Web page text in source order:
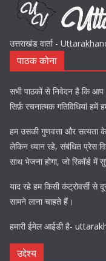
उत्तराखंड वार्ता -
पाठक कोना
सभी पाठकों से निवेदन है कि
सिर्फ़ रचनात्मक गतिविधियां
हम उसकी गुणवत्ता और सत्यता
लेकिन ध्यान रहे, संबंधित प्रेस
साथ भेजना होगा, जो रिकॉर्ड में
याद रहे हम किसी कंट्रोवर्सी
सामने लाना चाहते हैं।
हमारी ईमेल आईडी है-
उद्देश्य